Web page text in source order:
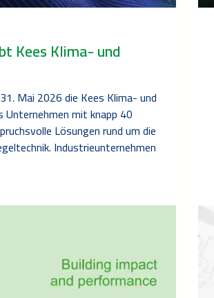
Kees Klima- und
Mai 2026 die Kees Klima- und
Unternehmen mit knapp 40
Lösungen rund um die
Industrieunternehmen